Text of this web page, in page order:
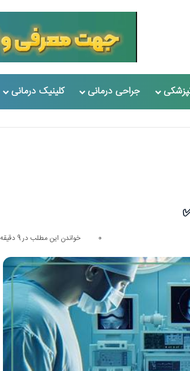
جراحی درمانی کلینیک درمانی
0 خواندن این مطلب در 9 دقیقه